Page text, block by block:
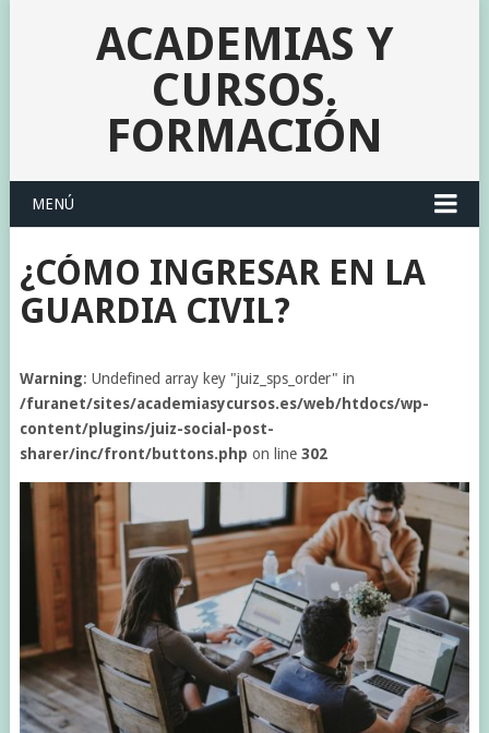
ACADEMIAS Y
CURSOS.
FORMACIÓN
MENÚ
¿CÓMO INGRESAR EN LA
GUARDIA CIVIL?
Warning: Undefined array key "juiz_sps_order" in
/furanet/sites/academiasycursos.es/web/htdocs/wp-
content/plugins/juiz-social-post-
sharer/inc/front/buttons.php on line 302